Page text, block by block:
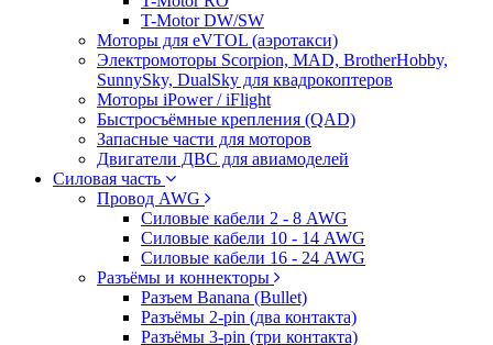
T-Motor DW/SW
Моторы для eVTOL (аэротакси)
Электромоторы Scorpion, MAD, BrotherHobby,
SunnySky, DualSky для квадрокоптеров
Моторы iPower / iFlight
Быстросъёмные крепления (QAD)
Запасные части для моторов
Двигатели ДВС для авиамоделей
Силовая часть
Провод AWG
Силовые кабели 2 - 8 AWG
Силовые кабели 10 - 14 AWG
Силовые кабели 16 - 24 AWG
Разъёмы и коннекторы
Разъем Banana (Bullet)
Разъёмы 2-pin (два контакта)
Разъёмы 3-pin (три контакта)